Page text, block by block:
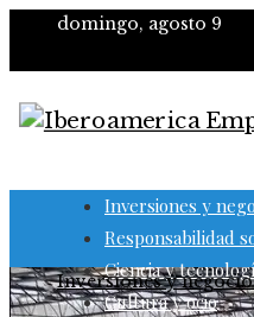
domingo, agosto 9
Inversiones y
Responsabilidad
Ciencia y
Cultura y ocio
Inversiones y